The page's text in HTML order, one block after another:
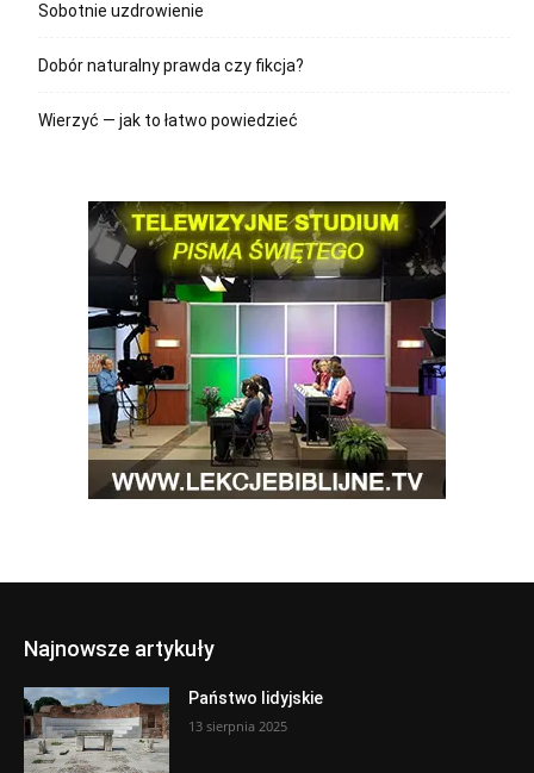
Sobotnie uzdrowienie
Dobór naturalny prawda czy fikcja?
Wierzyć — jak to łatwo powiedzieć
Najnowsze artykuły
Państwo lidyjskie
13 sierpnia 2025